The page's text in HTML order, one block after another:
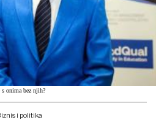
onima bez njih?
i politika